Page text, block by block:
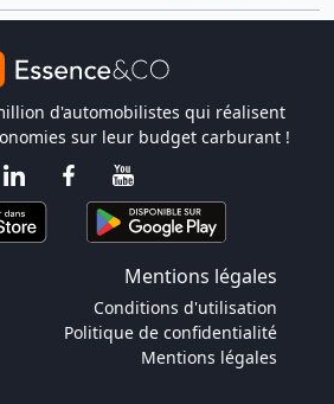
d'automobilistes qui réalisent
sur leur budget carburant !
Mentions légales
Conditions d'utilisation
Politique de confidentialité
Mentions légales